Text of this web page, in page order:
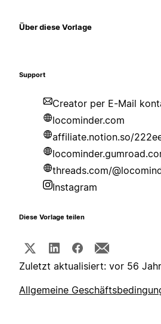
Über diese Vorlage
Support
Creator per E-Mail
locominder.com
affiliate.notion.so/
threads.com/
Instagram
Diese Vorlage teilen
Zuletzt aktualisiert: vor 56
Allgemeine